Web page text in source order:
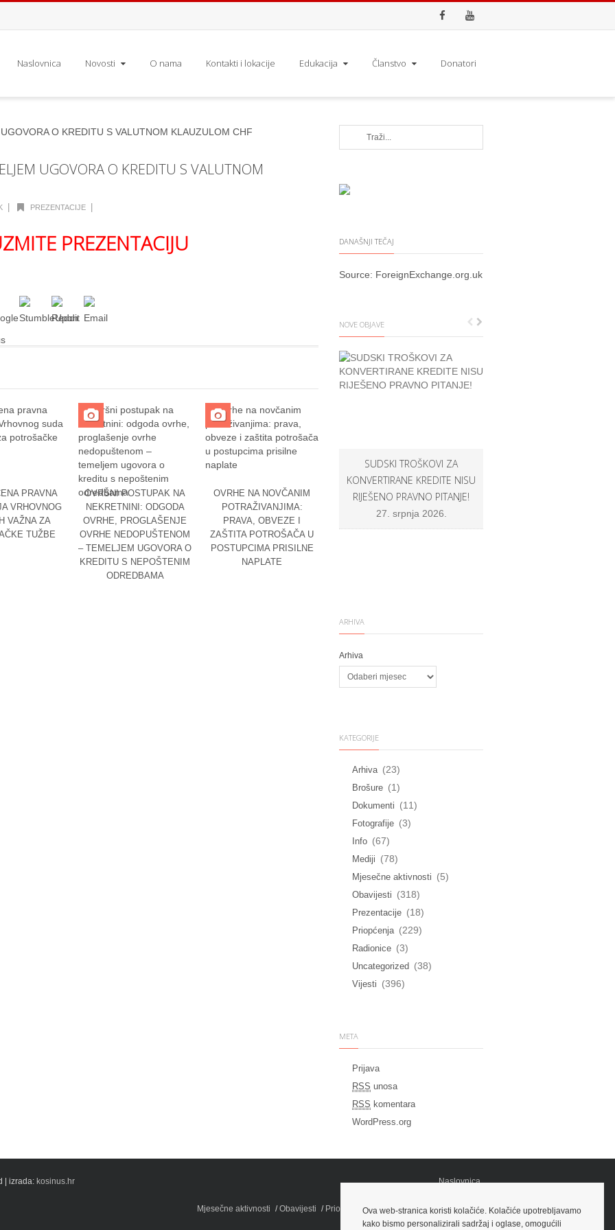
Ova web-stranica koristi kolačiće. Kolačiće upotrebljavamo
kako bismo personalizirali sadržaj i oglase, omogućili
Naslovnica Novosti O nama Kontakti i lokacije Edukacija Članstvo Donatori
UGOVORA O KREDITU S VALUTNOM
PREZENTACIJE
PREZENTACIJU
PRAVNA
VRHOVNOG
VAŽNA ZA
TUŽBE
OVRŠNI POSTUPAK NA
NEKRETNINI: ODGODA
OVRHE, PROGLAŠENJE
OVRHE NEDOPUŠTENOM
– TEMELJEM UGOVORA O
KREDITU S NEPOŠTENIM
ODREDBAMA
OVRHE NA NOVČANIM
POTRAŽIVANJIMA:
PRAVA, OBVEZE I
ZAŠTITA POTROŠAČA U
POSTUPCIMA PRISILNE
NAPLATE
DANAŠNJI TEČAJ
Source: ForeignExchange.org.uk
NOVE OBJAVE
SUDSKI TROŠKOVI ZA
KONVERTIRANE KREDITE NISU
RIJEŠENO PRAVNO PITANJE!
27. srpnja 2026.
ARHIVA
Arhiva
KATEGORIJE
Arhiva (23)
Brošure (1)
Dokumenti (11)
Fotografije (3)
Info (67)
Mediji (78)
Mjesečne aktivnosti (5)
Obavijesti (318)
Prezentacije (18)
Priopćenja (229)
Radionice (3)
Uncategorized (38)
Vijesti (396)
META
Prijava
RSS unosa
RSS komentara
WordPress.org
| izrada: kosinus.hr
Naslovnica
Mjesečne aktivnosti
Obavijesti Priopćenja Iz medija Info
Dokumenti
Potpora
Fotografije